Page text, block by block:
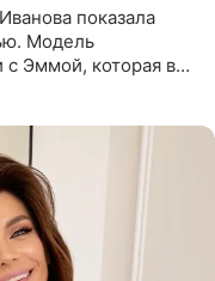
показала
Модель
с Эммой, которая в